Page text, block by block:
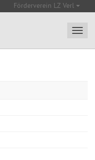
Förderverein LZ Verl